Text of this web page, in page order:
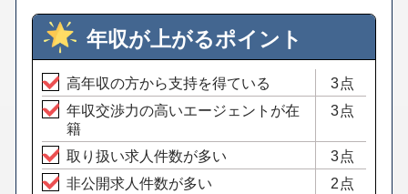
年収が上がるポイント
高年収の方から支持を得ている
3点
年収交渉力の高いエージェントが在
籍
3点
取り扱い求人件数が多い
3点
非公開求人件数が多い
2点